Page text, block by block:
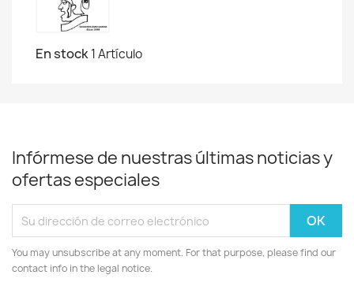
En stock1 Artículo
Infórmese de nuestras últimas noticias y
ofertas especiales
You may unsubscribe at any moment. For that purpose, please find our
contact info in the legal notice.